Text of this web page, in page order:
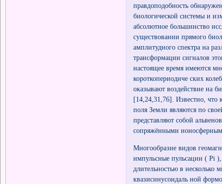
правдоподобность
биологической системы и
абсолютное большинство
существовании прямого
амплитудного спектра на
трансформации сигналов
настоящее время имеются
короткопериодиче ских
оказывают воздействие на
[14,24,31,76]. Известно, что
поля Земли являются по
представляют собой
сопряжёнными
Многообразие видов
импульсные пульсации ( Pi
длительностью в несколько
квазиcинусоидаль ной